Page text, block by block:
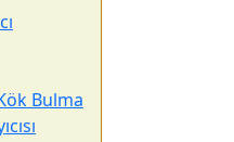
Bulma